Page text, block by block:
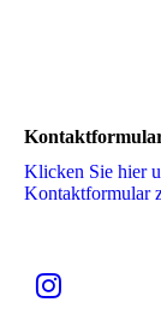
Klicken Sie hier
Kon­takt­for­mu­lar